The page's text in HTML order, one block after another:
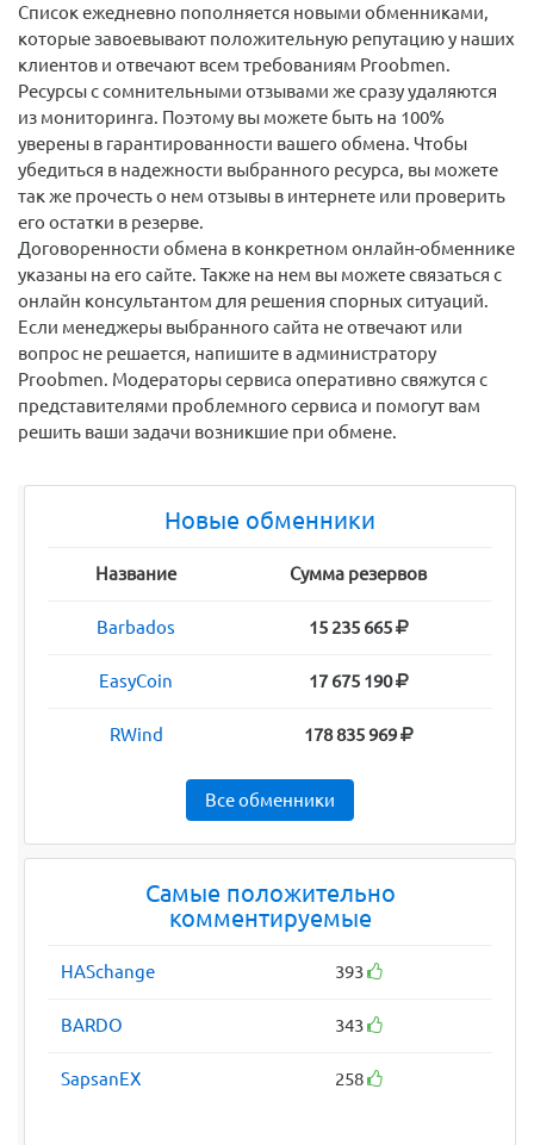
Список ежедневно пополняется новыми обменниками,
которые завоевывают положительную репутацию у наших
клиентов и отвечают всем требованиям Proobmen.
Ресурсы с сомнительными отзывами же сразу удаляются
из мониторинга. Поэтому вы можете быть на 100%
уверены в гарантированности вашего обмена. Чтобы
убедиться в надежности выбранного ресурса, вы можете
так же прочесть о нем отзывы в интернете или проверить
его остатки в резерве.
Договоренности обмена в конкретном онлайн-обменнике
указаны на его сайте. Также на нем вы можете связаться с
онлайн консультантом для решения спорных ситуаций.
Если менеджеры выбранного сайта не отвечают или
вопрос не решается, напишите в администратору
Proobmen. Модераторы сервиса оперативно свяжутся с
представителями проблемного сервиса и помогут вам
решить ваши задачи возникшие при обмене.
Новые обменники
Название Сумма резервов
Barbados 15 235 665
EasyCoin 17 675 190
RWind 178 835 969
Все обменники
Самые положительно
комментируемые
HASchange 393
BARDO 343
SapsanEX 258